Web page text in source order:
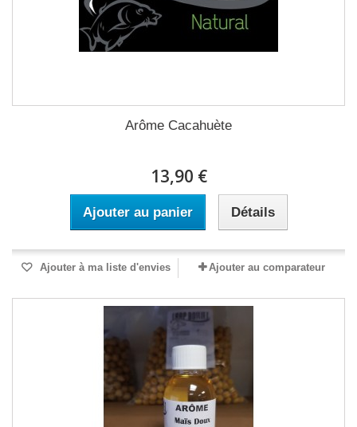
Arôme Cacahuète
13,90 €
Ajouter au panier Détails
Ajouter à ma liste d'envies Ajouter au comparateur